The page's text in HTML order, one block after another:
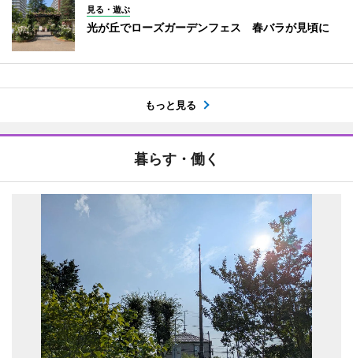
見る・遊ぶ
光が丘でローズガーデンフェス 春バラが見頃に
もっと見る
暮らす・働く